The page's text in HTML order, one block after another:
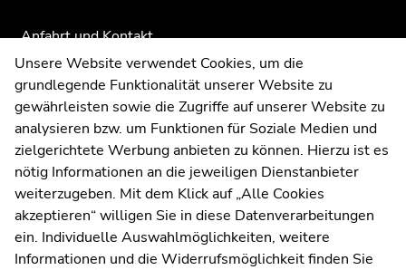
dieses
Seitenbereichs.
Zur
Übersicht
der
Seitenbereiche
Anfahrt und Kontakt
Kommunikation und Öffentlichkeitsarbeit
Moodle
UNIGRAZonline
Impressum
Datenschutzerklärung
Cookie-Einstellungen
Barrierefreiheitserklärung
Unsere Website verwendet Cookies, um die
grundlegende Funktionalität unserer Website zu
gewährleisten sowie die Zugriffe auf unserer Website zu
analysieren bzw. um Funktionen für Soziale Medien und
zielgerichtete Werbung anbieten zu können. Hierzu ist es
nötig Informationen an die jeweiligen Dienstanbieter
weiterzugeben. Mit dem Klick auf „Alle Cookies
akzeptieren“ willigen Sie in diese Datenverarbeitungen
ein. Individuelle Auswahlmöglichkeiten, weitere
Informationen und die Widerrufsmöglichkeit finden Sie